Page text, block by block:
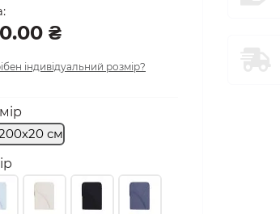
₴
індивідуальний розмір?
см